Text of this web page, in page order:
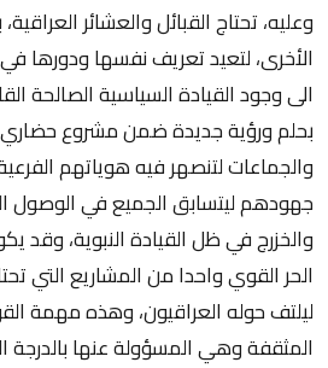
وعليه، تحتاج القبائل والعشائر
الأخرى، لتعيد تعريف نفسها ودورها
الى وجود القيادة السياسية الصالحة
بحلم ورؤية جديدة ضمن مشروع حضاري
والجماعات لتنصهر فيه هوياتهم
جهودهم ليتسابق الجميع في الوصول
والخزرج في ظل القيادة النبوية، وقد
الحر القوي واحدا من المشاريع التي
ليلتف حوله العراقيون، وهذه مهمة
المثقفة وهي المسؤولة عنها بالدرجة